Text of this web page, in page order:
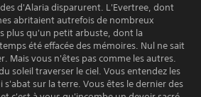
d'Alaria disparurent. L'Evertree, dont
abritaient autrefois de nombreux
plus qu'un petit arbuste, dont la
été effacée des mémoires. Nul ne sait
Mais vous n'êtes pas comme les autres.
soleil traverser le ciel. Vous entendez les
sur la terre. Vous êtes le dernier des